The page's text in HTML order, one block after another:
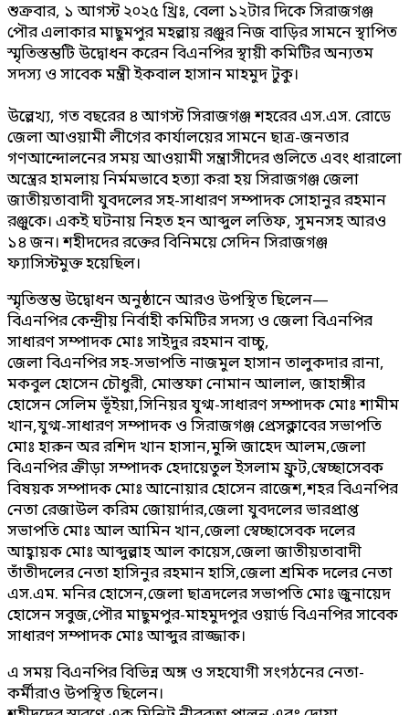
শুক্রবার, ১ আগস্ট ২০২৫ খ্রিঃ, বেলা ১২টার দিকে সিরাজগঞ্জ
পৌর এলাকার মাছুমপুর মহল্লায় রঞ্জুর নিজ বাড়ির সামনে স্থাপিত
স্মৃতিস্তম্ভটি উদ্বোধন করেন বিএনপির স্থায়ী কমিটির অন্যতম
সদস্য ও সাবেক মন্ত্রী ইকবাল হাসান মাহমুদ টুকু।
উল্লেখ্য, গত বছরের ৪ আগস্ট সিরাজগঞ্জ শহরের এস.এস. রোডে
জেলা আওয়ামী লীগের কার্যালয়ের সামনে ছাত্র-জনতার
গণআন্দোলনের সময় আওয়ামী সন্ত্রাসীদের গুলিতে এবং ধারালো
অস্ত্রের হামলায় নির্মমভাবে হত্যা করা হয় সিরাজগঞ্জ জেলা
জাতীয়তাবাদী যুবদলের সহ-সাধারণ সম্পাদক সোহানুর রহমান
রঞ্জুকে। একই ঘটনায় নিহত হন আব্দুল লতিফ, সুমনসহ আরও
১৪ জন। শহীদদের রক্তের বিনিময়ে সেদিন সিরাজগঞ্জ
ফ্যাসিস্টমুক্ত হয়েছিল।
স্মৃতিস্তম্ভ উদ্বোধন অনুষ্ঠানে আরও উপস্থিত ছিলেন—
বিএনপির কেন্দ্রীয় নির্বাহী কমিটির সদস্য ও জেলা বিএনপির
সাধারণ সম্পাদক মোঃ সাইদুর রহমান বাচ্চু,
জেলা বিএনপির সহ-সভাপতি নাজমুল হাসান তালুকদার রানা,
মকবুল হোসেন চৌধুরী, মোস্তফা নোমান আলাল, জাহাঙ্গীর
হোসেন সেলিম ভূঁইয়া,সিনিয়র যুগ্ম-সাধারণ সম্পাদক মোঃ শামীম
খান,যুগ্ম-সাধারণ সম্পাদক ও সিরাজগঞ্জ প্রেসক্লাবের সভাপতি
মোঃ হারুন অর রশিদ খান হাসান,মুন্সি জাহেদ আলম,জেলা
বিএনপির ক্রীড়া সম্পাদক হেদায়েতুল ইসলাম ফ্রুট,স্বেচ্ছাসেবক
বিষয়ক সম্পাদক মোঃ আনোয়ার হোসেন রাজেশ,শহর বিএনপির
নেতা রেজাউল করিম জোয়ার্দার,জেলা যুবদলের ভারপ্রাপ্ত
সভাপতি মোঃ আল আমিন খান,জেলা স্বেচ্ছাসেবক দলের
আহ্বায়ক মোঃ আব্দুল্লাহ আল কায়েস,জেলা জাতীয়তাবাদী
তাঁতীদলের নেতা হাসিনুর রহমান হাসি,জেলা শ্রমিক দলের নেতা
এস.এম. মনির হোসেন,জেলা ছাত্রদলের সভাপতি মোঃ জুনায়েদ
হোসেন সবুজ,পৌর মাছুমপুর-মাহমুদপুর ওয়ার্ড বিএনপির সাবেক
সাধারণ সম্পাদক মোঃ আব্দুর রাজ্জাক।
এ সময় বিএনপির বিভিন্ন অঙ্গ ও সহযোগী সংগঠনের নেতা-
কর্মীরাও উপস্থিত ছিলেন।